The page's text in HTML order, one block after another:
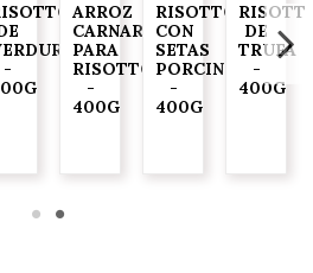
-
ARROZ
CARNAROLI
PARA
RISOTTO
-
400G
RISOTTO
CON
SETAS
PORCINI
-
400G
DE
TRUFA
-
400G